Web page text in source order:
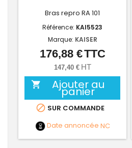
Bras repro RA 101
Référence: KAI5523
Marque: KAISER
Prix
176,88 €TTC
147,40 € HT
 Ajouter au
panier
 SUR COMMANDE
Date annoncée NC